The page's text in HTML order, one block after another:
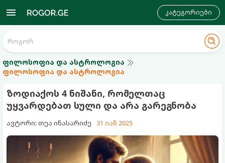
კატეგორიები
ფილოსოფია და ასტროლოგია
ფილოსოფია და ასტროლოგია
ზოდიაქოს 4 ნიშანი, რომელთაც
უყვარდებათ სული და არა გარეგნობა
ავტორი: თეა ინასარიძე 31 იან 2025